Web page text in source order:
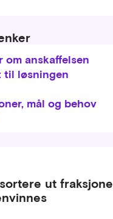
om anskaffelsen
til løsningen
mål og behov
ut